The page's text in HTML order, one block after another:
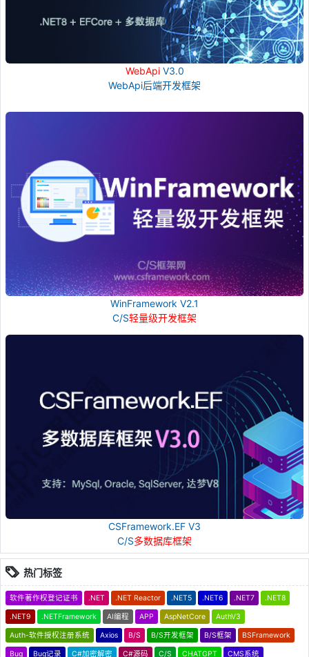
WebApiV3.0
WebApi后端开发框架
WinFramework V2.1
C/S轻量级开发框架
CSFramework.EF V3
C/S多数据库框架
热门标签
软件著作权登记证书 .NET .NET Reactor .NET5 .NET6 .NET7 .NET8
.NET9 .NETFramework AI编程 APP AspNetCore AuthV3
Auth-软件授权注册系统 Axios B/S B/S开发框架 B/S框架 BSFramework
Bug Bug记录 C#加密解密 C#源码 C/S CHATGPT CMS系统